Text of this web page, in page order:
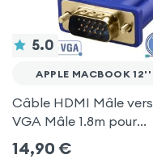
5.0
APPLE MACBOOK 12''
Câble HDMI Mâle vers
VGA Mâle 1.8m pour
Apple MacBook 12''
14,90 €